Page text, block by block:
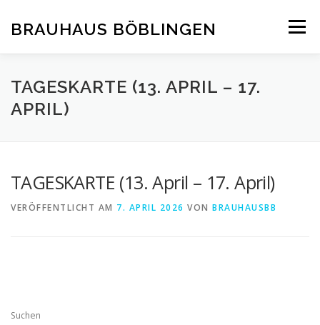
springen
BRAUHAUS BÖBLINGEN Menü
TAGESKARTE (13. APRIL – 17.
APRIL)
TAGESKARTE (13. April – 17. April)
VERÖFFENTLICHT AM 7. APRIL 2026 VON BRAUHAUSBB
Suchen